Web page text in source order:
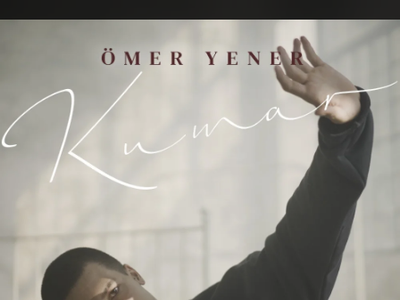
You're all set!